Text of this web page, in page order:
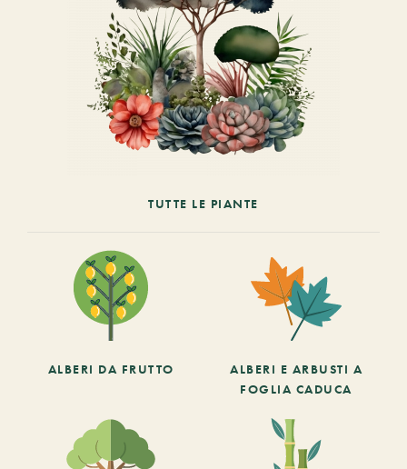
TUTTE LE PIANTE
ALBERI DA FRUTTO
ALBERI E ARBUSTI A
FOGLIA CADUCA